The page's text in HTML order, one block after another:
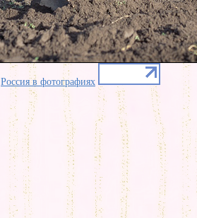
Россия в фотографиях